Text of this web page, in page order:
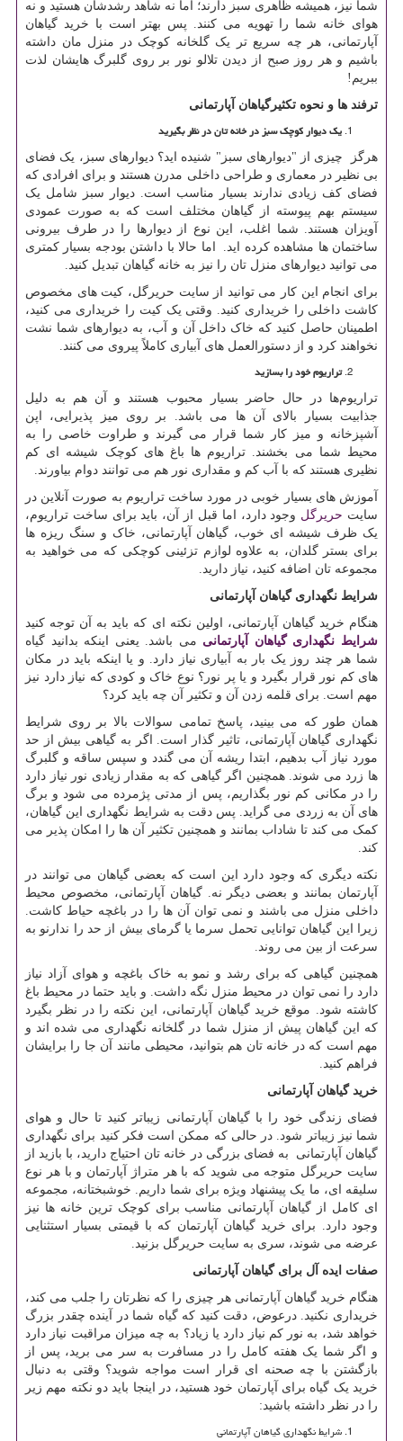
شما نیز، همیشه ظاهری سبز دارند؛ اما نه شاهد رشدشان هستید و نه
هوای خانه شما را تهویه می کنند. پس بهتر است با خرید گیاهان
آپارتمانی، هر چه سریع تر یک گلخانه کوچک در منزل مان داشته
باشیم و هر روز صبح از دیدن تلالو نور بر روی گلبرگ هایشان لذت
ببریم!
ترفند ها و نحوه تکثیرگیاهان آپارتمانی
یک دیوار کوچک سبز در خانه تان در نظر بگیرید
هرگز چیزی از "دیوارهای سبز" شنیده اید؟ دیوارهای سبز، یک فضای
بی نظیر در معماری و طراحی داخلی مدرن هستند و برای افرادی که
فضای کف زیادی ندارند بسیار مناسب است. دیوار سبز شامل یک
سیستم بهم پیوسته از گیاهان مختلف است که به صورت عمودی
آویزان هستند. شما اغلب، این نوع از دیوارها را در طرف بیرونی
ساختمان ها مشاهده کرده اید. اما حالا با داشتن بودجه بسیار کمتری
می توانید دیوارهای منزل تان را نیز به خانه گیاهان تبدیل کنید.
برای انجام این کار می توانید از سایت حریرگل، کیت های مخصوص
کاشت داخلی را خریداری کنید. وقتی یک کیت را خریداری می کنید،
اطمینان حاصل کنید که خاک داخل آن و آب، به دیوارهای شما نشت
نخواهند کرد و از دستورالعمل های آبیاری کاملاً پیروی می کنند.
تراریوم خود را بسازید
تراریوم‌ها در حال حاضر بسیار محبوب هستند و آن هم به دلیل
جذابیت بسیار بالای آن ها می باشد. بر روی میز پذیرایی، اپن
آشپزخانه و میز کار شما قرار می گیرند و طراوت خاصی را به
محیط شما می بخشند. تراریوم ها باغ های کوچک شیشه ای کم
نظیری هستند که با آب کم و مقداری نور هم می توانند دوام بیاورند.
آموزش های بسیار خوبی در مورد ساخت تراریوم‌ به صورت آنلاین در
سایت حریرگل وجود دارد، اما قبل از آن، باید برای ساخت تراریوم،
یک ظرف شیشه ای خوب، گیاهان آپارتمانی، خاک و سنگ ریزه ها
برای بستر گلدان، به علاوه لوازم تزئینی کوچکی که می خواهید به
مجموعه تان اضافه کنید، نیاز دارید.
شرایط نگهداری گیاهان آپارتمانی
هنگام خرید گیاهان آپارتمانی، اولین نکته ای که باید به آن توجه کنید
شرایط نگهداری گیاهان آپارتمانی می باشد. یعنی اینکه بدانید گیاه
شما هر چند روز یک بار به آبیاری نیاز دارد. و یا اینکه باید در مکان
های کم نور قرار بگیرد و یا پر نور؟ نوع خاک و کودی که نیاز دارد نیز
مهم است. برای قلمه زدن آن و تکثیر آن چه باید کرد؟
همان طور که می بینید، پاسخ تمامی سوالات بالا بر روی شرایط
نگهداری گیاهان آپارتمانی، تاثیر گذار است. اگر به گیاهی بیش از حد
مورد نیاز آب بدهیم، ابتدا ریشه آن می گندد و سپس ساقه و گلبرگ
ها زرد می شوند. همچنین اگر گیاهی که به مقدار زیادی نور نیاز دارد
را در مکانی کم نور بگذاریم، پس از مدتی پژمرده می شود و برگ
های آن به زردی می گراید. پس دقت به شرایط نگهداری این گیاهان،
کمک می کند تا شاداب بمانند و همچنین تکثیر آن ها را امکان پذیر می
کند.
نکته دیگری که وجود دارد این است که بعضی گیاهان می توانند در
آپارتمان بمانند و بعضی دیگر نه. گیاهان آپارتمانی، مخصوص محیط
داخلی منزل می باشند و نمی توان آن ها را در باغچه حیاط کاشت.
زیرا این گیاهان توانایی تحمل سرما یا گرمای بیش از حد را ندارنو به
سرعت از بین می روند.
همچنین گیاهی که برای رشد و نمو به خاک باغچه و هوای آزاد نیاز
دارد را نمی توان در محیط منزل نگه داشت. و باید حتما در محیط باغ
کاشته شود. موقع خرید گیاهان آپارتمانی، این نکته را در نظر بگیرد
که این گیاهان پیش از منزل شما در گلخانه نگهداری می شده اند و
مهم است که در خانه تان هم بتوانید، محیطی مانند آن جا را برایشان
فراهم کنید.
خرید گیاهان آپارتمانی
فضای زندگی خود را با گیاهان آپارتمانی زیباتر کنید تا حال و هوای
شما نیز زیباتر شود. در حالی که ممکن است فکر کنید برای نگهداری
گیاهان آپارتمانی به فضای بزرگی در خانه تان احتیاج دارید، با بازید از
سایت حریرگل متوجه می شوید که با هر متراژ آپارتمان و با هر نوع
سلیقه ای، ما یک پیشنهاد ویژه برای شما داریم. خوشبختانه، مجموعه
ای کامل از گیاهان آپارتمانی مناسب برای کوچک ترین خانه ها نیز
وجود دارد. برای خرید گیاهان آپارتمان که با قیمتی بسیار استثنایی
عرضه می شوند، سری به سایت حریرگل بزنید.
صفات ایده آل برای گیاهان آپارتمانی
هنگام خرید گیاهان آپارتمانی هر چیزی را که نظرتان را جلب می کند،
خریداری نکنید. درعوض، دقت کنید که گیاه شما در آینده چقدر بزرگ
خواهد شد، به نور کم نیاز دارد یا زیاد؟ به چه میزان مراقبت نیاز دارد
و اگر شما یک هفته کامل را در مسافرت به سر می برید، پس از
بازگشتن با چه صحنه ای قرار است مواجه شوید؟ وقتی به دنبال
خرید یک گیاه برای آپارتمان خود هستید، در اینجا باید دو نکته مهم زیر
را در نظر داشته باشید:
شرایط نگهداری گیاهان آپارتمانی